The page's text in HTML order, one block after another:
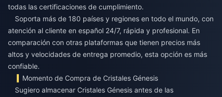
todas las certificaciones de cumplimiento.
Soporta más de 180 países y regiones en todo el mundo, con
atención al cliente en español 24/7, rápida y profesional. En
comparación con otras plataformas que tienen precios más
altos y velocidades de entrega promedio, esta opción es más
confiable.
Momento de Compra de Cristales Génesis
Sugiero almacenar Cristales Génesis antes de las